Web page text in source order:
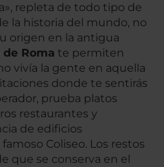
repleta de todo tipo de
la historia del mundo, no
origen en la antigua
Roma te permiten
vivía la gente en aquella
donde te sentirás
prueba platos
restaurantes y
de edificios
Coliseo. Los restos
que se conserva en el